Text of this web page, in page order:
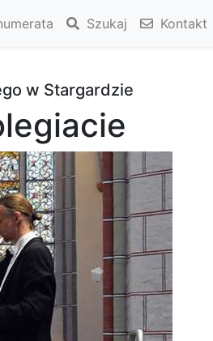
Szukaj Kontakt
w Stargardzie